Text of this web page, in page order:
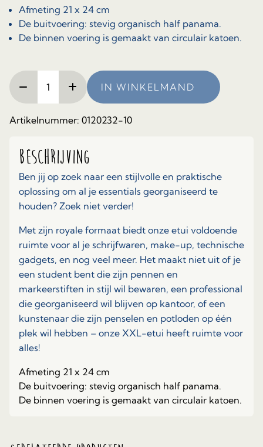
Afmeting 21 x 24 cm
De buitvoering: stevig organisch half panama.
De binnen voering is gemaakt van circulair katoen.
XXL
Etui.
Design:
zeegroen/bloemen
IN WINKELMAND
Artikelnummer: 0120232-10
Beschrijving
Ben jij op zoek naar een stijlvolle en praktische
oplossing om al je essentials georganiseerd te
houden? Zoek niet verder!
Met zijn royale formaat biedt onze etui voldoende
ruimte voor al je schrijfwaren, make-up, technische
gadgets, en nog veel meer. Het maakt niet uit of je
een student bent die zijn pennen en
markeerstiften in stijl wil bewaren, een professional
die georganiseerd wil blijven op kantoor, of een
kunstenaar die zijn penselen en potloden op één
plek wil hebben – onze XXL-etui heeft ruimte voor
alles!
Afmeting 21 x 24 cm
De buitvoering: stevig organisch half panama.
De binnen voering is gemaakt van circulair katoen.